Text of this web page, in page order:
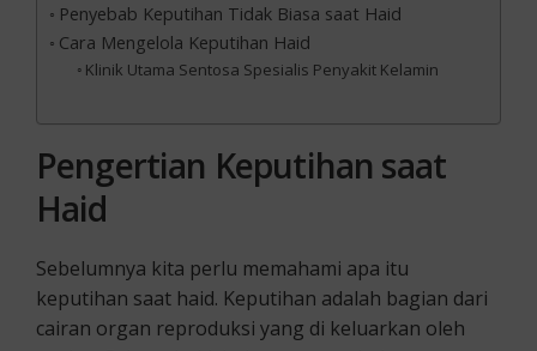
Penyebab Keputihan Tidak Biasa saat Haid
Cara Mengelola Keputihan Haid
Klinik Utama Sentosa Spesialis Penyakit Kelamin
Pengertian Keputihan saat
Haid
Sebelumnya kita perlu memahami apa itu
keputihan saat haid. Keputihan adalah bagian dari
cairan organ reproduksi yang di keluarkan oleh